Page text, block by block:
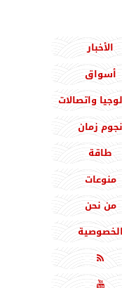
الأخبار
أسواق
واتصالات
نجوم زمان
طاقة
منوعات
من نحن
الخصوصية

